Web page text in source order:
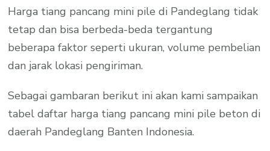
Harga tiang pancang mini pile di Pandeglang tidak
tetap dan bisa berbeda-beda tergantung
beberapa faktor seperti ukuran, volume pembelian
dan jarak lokasi pengiriman.
Sebagai gambaran berikut ini akan kami sampaikan
tabel daftar harga tiang pancang mini pile beton di
daerah Pandeglang Banten Indonesia.